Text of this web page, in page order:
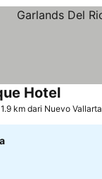
Hotel
km dari Nuevo Vallarta